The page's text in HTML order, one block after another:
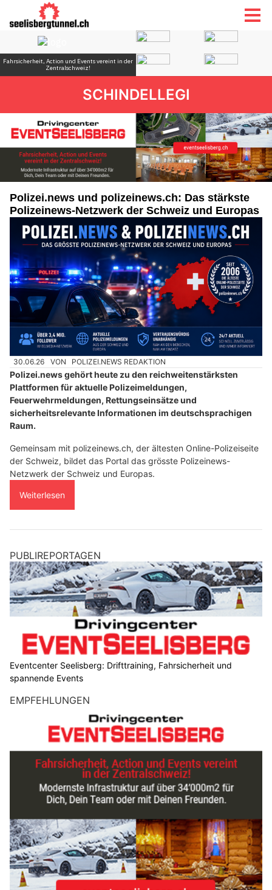
SCHINDELLEGI
Polizei.news und polizeinews.ch: Das stärkste
Polizeinews-Netzwerk der Schweiz und Europas
30.06.26 VON POLIZEI.NEWS REDAKTION
Polizei.news gehört heute zu den reichweitenstärksten
Plattformen für aktuelle Polizeimeldungen,
Feuerwehrmeldungen, Rettungseinsätze und
sicherheitsrelevante Informationen im deutschsprachigen
Raum.
Gemeinsam mit polizeinews.ch, der ältesten Online-Polizeiseite
der Schweiz, bildet das Portal das grösste Polizeinews-
Netzwerk der Schweiz und Europas.
Weiterlesen
PUBLIREPORTAGEN
Eventcenter Seelisberg: Drifttraining, Fahrsicherheit und
spannende Events
EMPFEHLUNGEN